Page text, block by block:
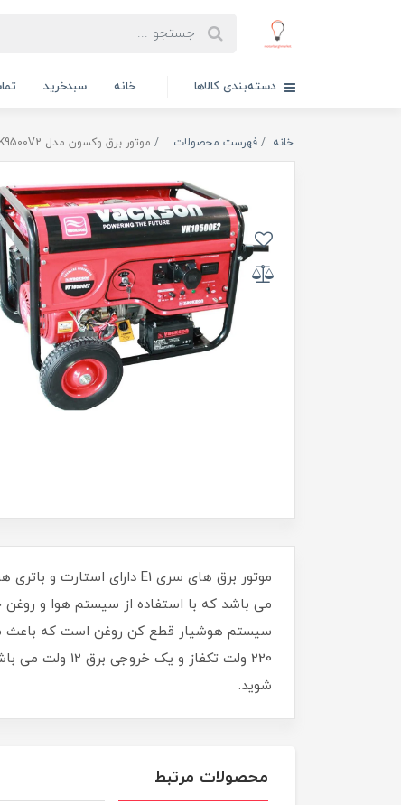
دسته‌بندی کالاها خانه سبدخرید
خانه فهرست محصولات موتور برق وکسون مدل VK9500V2
سیستم هوشیار قطع کن روغن است که باعث
220 ولت
شوید.
محصولات مرتبط